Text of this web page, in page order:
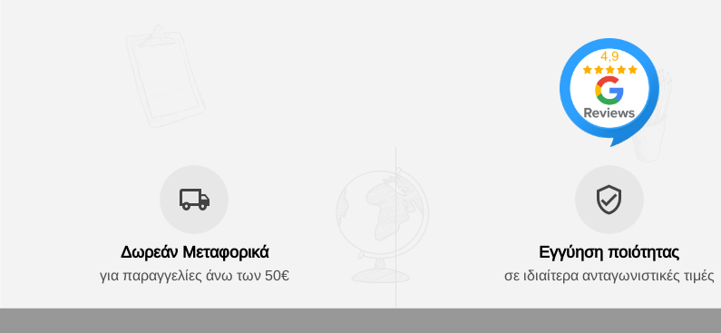
Δωρεάν Μεταφορικά
για παραγγελίες άνω των 50€
Εγγύηση ποιότητας
σε ιδιαίτερα ανταγωνιστικές τιμές